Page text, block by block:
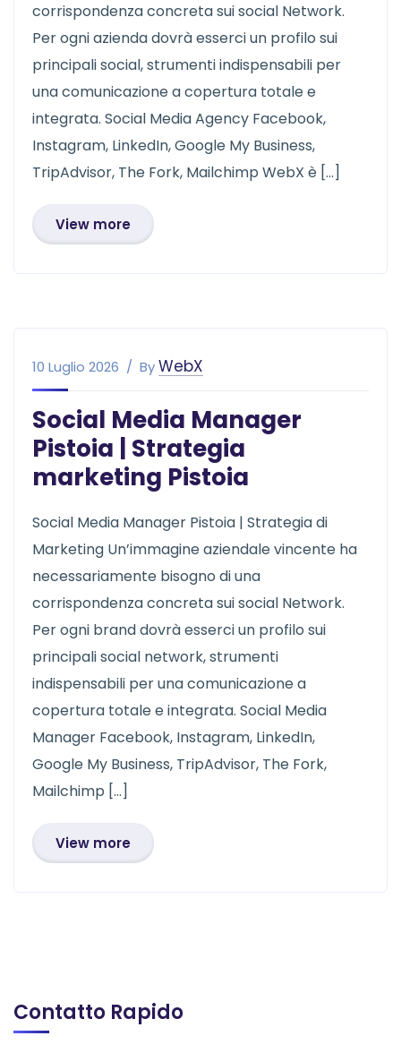
corrispondenza concreta sui social Network.
Per ogni azienda dovrà esserci un profilo sui
principali social, strumenti indispensabili per
una comunicazione a copertura totale e
integrata. Social Media Agency Facebook,
Instagram, LinkedIn, Google My Business,
TripAdvisor, The Fork, Mailchimp WebX è […]
View more
10 Luglio 2026 ByWebX
Social Media Manager
Pistoia | Strategia
marketing Pistoia
Social Media Manager Pistoia | Strategia di
Marketing Un’immagine aziendale vincente ha
necessariamente bisogno di una
corrispondenza concreta sui social Network.
Per ogni brand dovrà esserci un profilo sui
principali social network, strumenti
indispensabili per una comunicazione a
copertura totale e integrata. Social Media
Manager Facebook, Instagram, LinkedIn,
Google My Business, TripAdvisor, The Fork,
Mailchimp […]
View more
Contatto Rapido